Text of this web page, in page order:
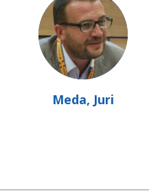
Meda, Juri